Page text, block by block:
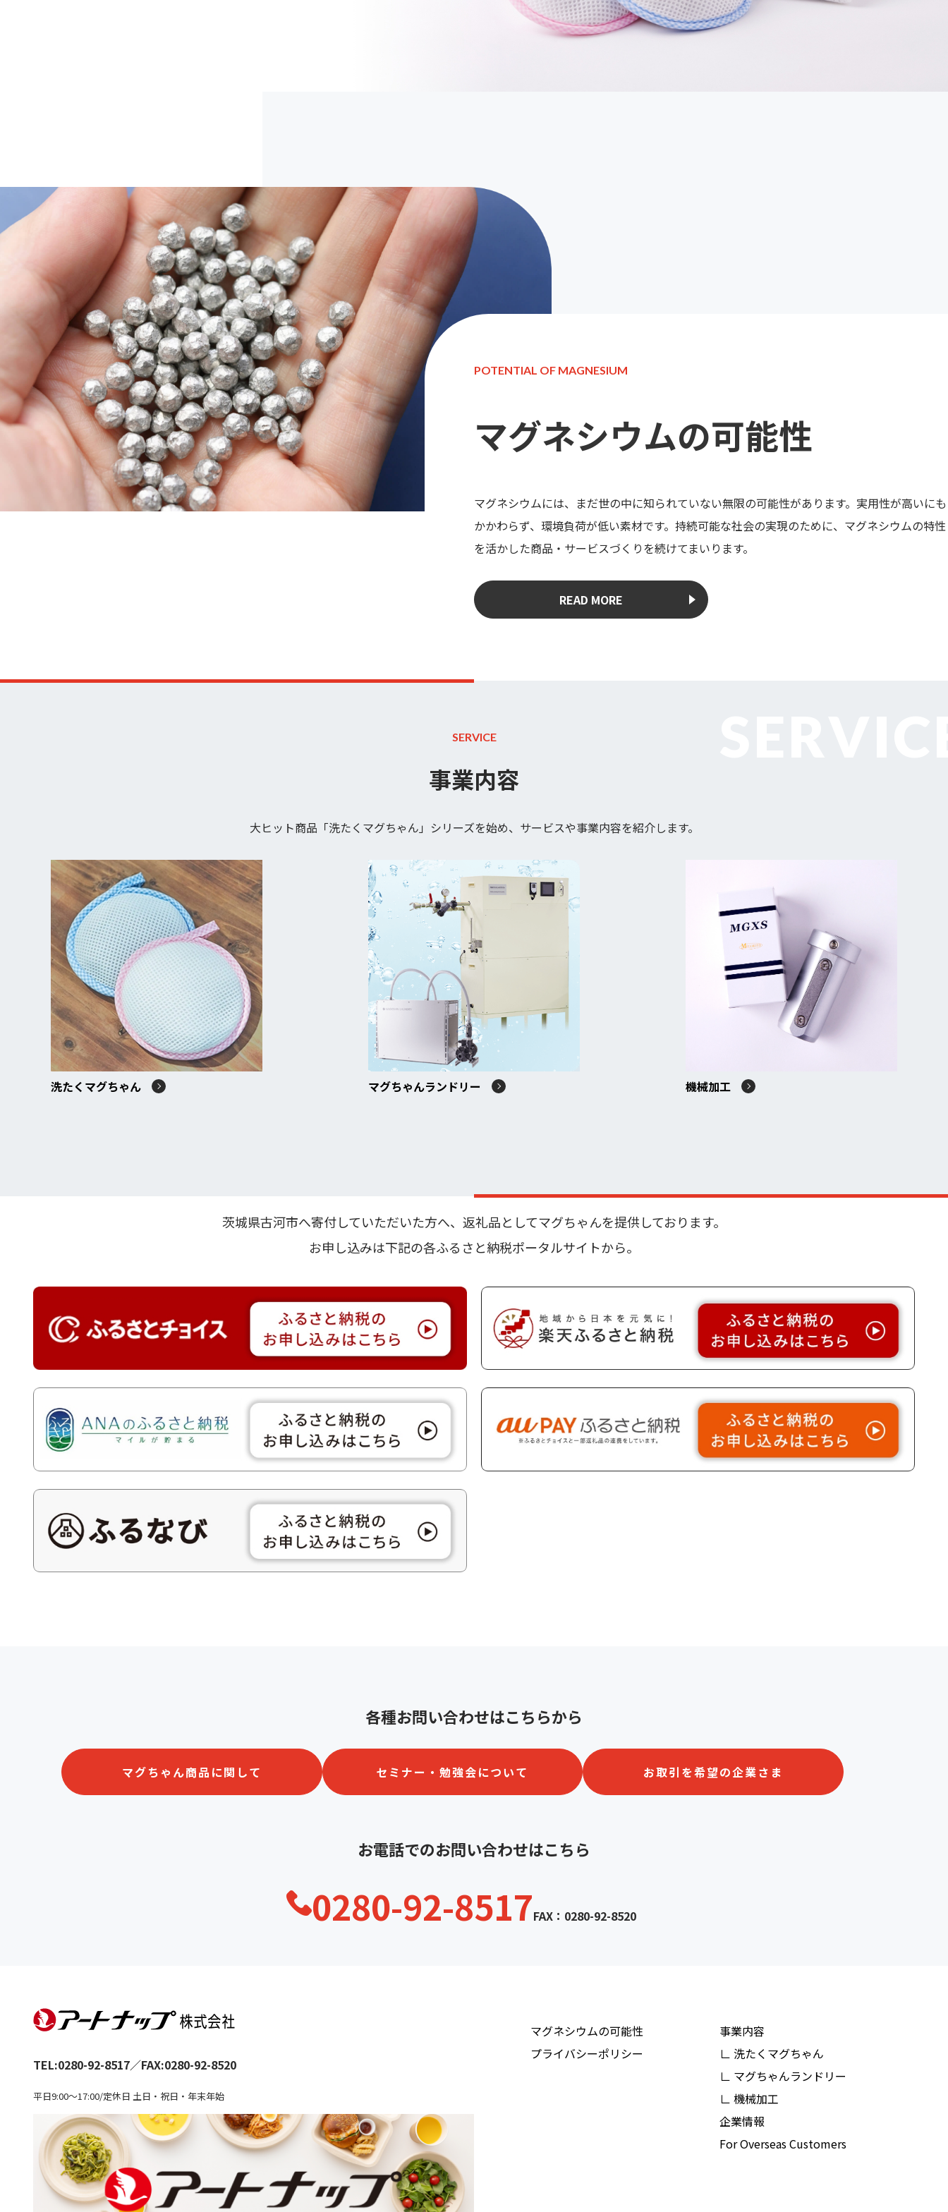
POTENTIAL OF MAGNESIUM
マグネシウムの可能性
マグネシウムには、まだ世の中に知られていない無限の可能性があります。実用性が高いにも
かかわらず、環境負荷が低い素材です。持続可能な社会の実現のために、マグネシウムの特性
を活かした商品・サービスづくりを続けてまいります。
READ MORE
SERVICE
事業内容
大ヒット商品「洗たくマグちゃん」シリーズを始め、サービスや事業内容を紹介します。
洗たくマグちゃん マグちゃんランドリー 機械加工
茨城県古河市へ寄付していただいた方へ、返礼品としてマグちゃんを提供しております。
お申し込みは下記の各ふるさと納税ポータルサイトから。
各種お問い合わせはこちらから
マグちゃん商品に関して セミナー・勉強会について お取引を希望の企業さま
お電話でのお問い合わせはこちら
0280-92-8517FAX：0280-92-8520
TEL:0280-92-8517／FAX:0280-92-8520
平日9:00～17:00/定休日 土日・祝日・年末年始
マグネシウムの可能性
プライバシーポリシー
事業内容
∟ 洗たくマグちゃん
∟ マグちゃんランドリー
∟ 機械加工
企業情報
For Overseas Customers